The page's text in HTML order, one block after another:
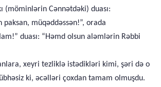
(möminlərin Cənnətdəki) duası:
paksan, müqəddəssən!”, orada
duası: “Həmd olsun aləmlərin Rəbbi
xeyri tezliklə istədikləri kimi, şəri də o
ki, əcəlləri çoxdan tamam olmuşdu.